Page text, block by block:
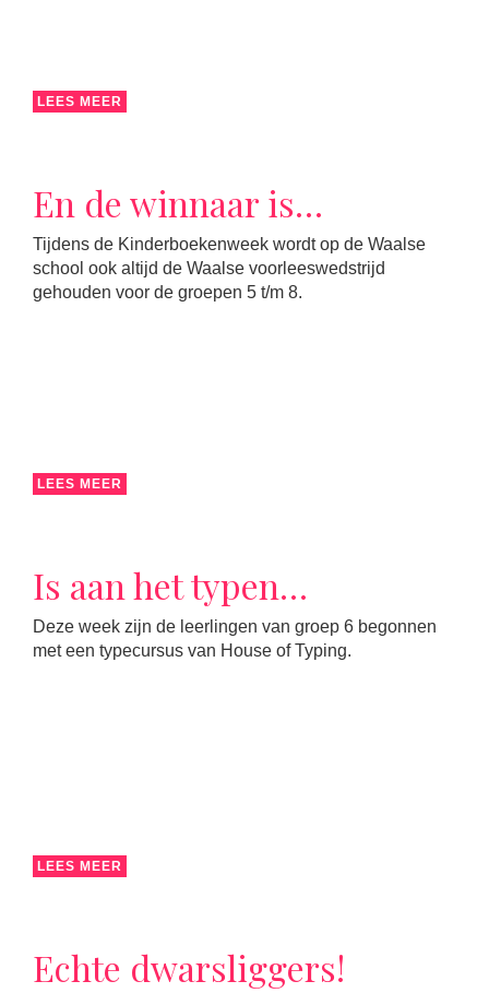
LEES MEER
En de winnaar is…
Tijdens de Kinderboekenweek wordt op de Waalse
school ook altijd de Waalse voorleeswedstrijd
gehouden voor de groepen 5 t/m 8.
LEES MEER
Is aan het typen…
Deze week zijn de leerlingen van groep 6 begonnen
met een typecursus van House of Typing.
LEES MEER
Echte dwarsliggers!